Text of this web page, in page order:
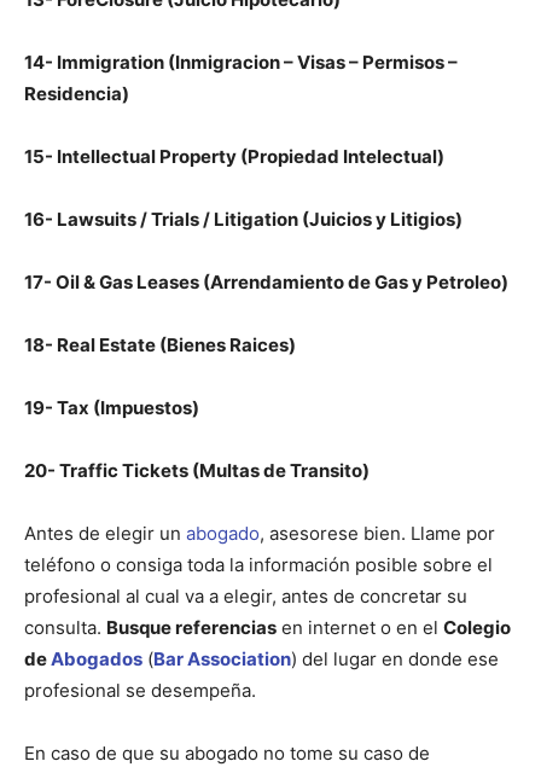
14- Immigration (Inmigracion – Visas – Permisos –
Residencia)
15- Intellectual Property (Propiedad Intelectual)
16- Lawsuits / Trials / Litigation (Juicios y Litigios)
17- Oil & Gas Leases (Arrendamiento de Gas y Petroleo)
18- Real Estate (Bienes Raices)
19- Tax (Impuestos)
20- Traffic Tickets (Multas de Transito)
Antes de elegir un abogado, asesorese bien. Llame por
teléfono o consiga toda la información posible sobre el
profesional al cual va a elegir, antes de concretar su
consulta. Busque referencias en internet o en el Colegio
deAbogados (Bar Association) del lugar en donde ese
profesional se desempeña.
En caso de que su abogado no tome su caso de